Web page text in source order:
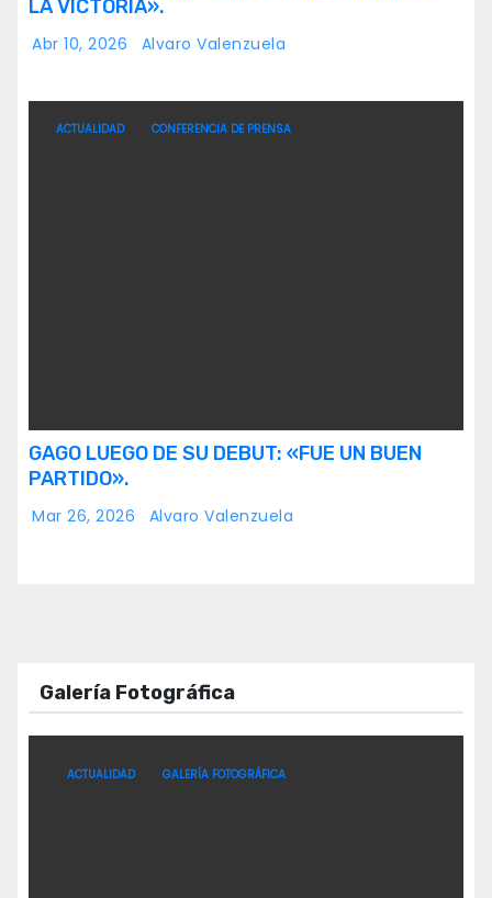
LA VICTORIA».
Abr 10, 2026 Alvaro Valenzuela
ACTUALIDAD CONFERENCIA DE PRENSA
GAGO LUEGO DE SU DEBUT: «FUE UN BUEN
PARTIDO».
Mar 26, 2026 Alvaro Valenzuela
Galería Fotográfica
ACTUALIDAD GALERÍA FOTOGRÁFICA